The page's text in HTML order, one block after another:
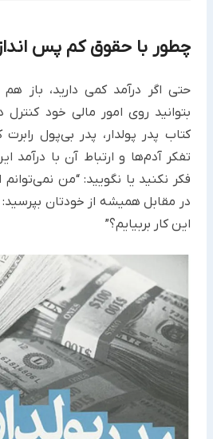
چطور با حقوق کم پس
حتی اگر درآمد کمی دارید، باز
بتوانید روی امور مالی ‏خود
کتاب پدر پولدار، پدر بی‌پول
تفکر آدم‌ها و ارتباط آن با درآمد
فکر نکنید یا نگویید: “من نمی‌توانم
در مقابل همیشه از خودتان
این کار بربیایم؟”